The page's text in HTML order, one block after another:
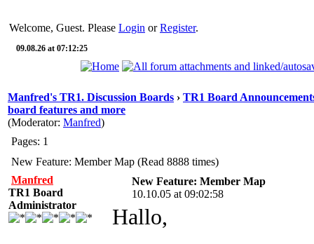
Welcome, Guest. Please Login orRegister.
09.08.26 at 07:12:25
Manfred's TR1. Discussion Boards › TR1 Board
board features and more
(Moderator: Manfred)
Pages: 1
New Feature: Member Map (Read 8888 times)
Manfred
TR1 Board
Administrator
New Feature: Member Map
10.10.05 at 09:02:58
Hallo,